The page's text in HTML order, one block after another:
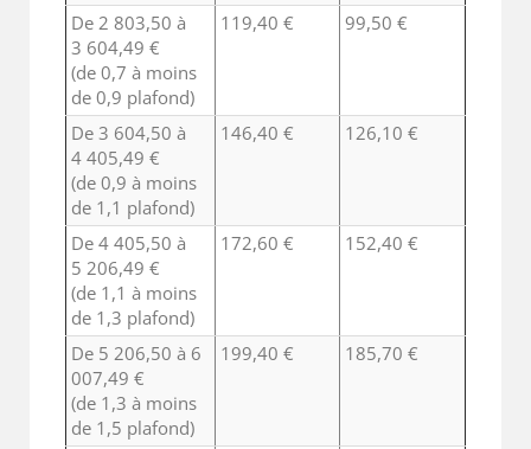
De 2 803,50 à
3 604,49 €
(de 0,7 à moins
de 0,9 plafond)
119,40 € 99,50 €
De 3 604,50 à
4 405,49 €
(de 0,9 à moins
de 1,1 plafond)
146,40 € 126,10 €
De 4 405,50 à
5 206,49 €
(de 1,1 à moins
de 1,3 plafond)
172,60 € 152,40 €
De 5 206,50 à 6
007,49 €
(de 1,3 à moins
de 1,5 plafond)
199,40 € 185,70 €